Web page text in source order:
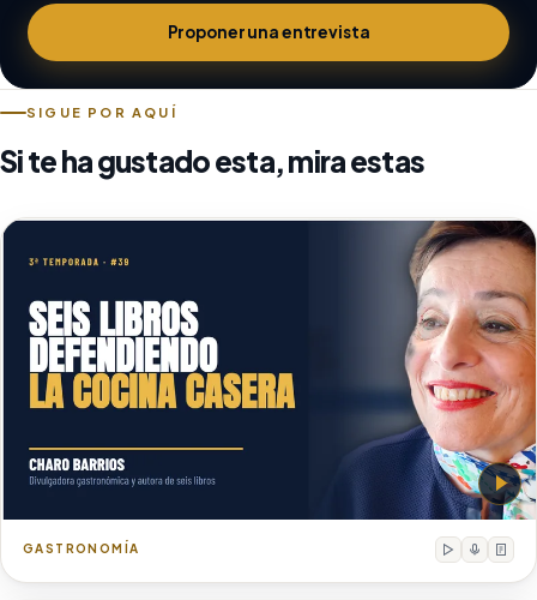
Proponer una entrevista
SIGUE POR AQUÍ
Si te ha gustado esta, mira estas
Charo Barrios
Divulgadora gastronómica y autora de seis libros de
GASTRONOMÍA